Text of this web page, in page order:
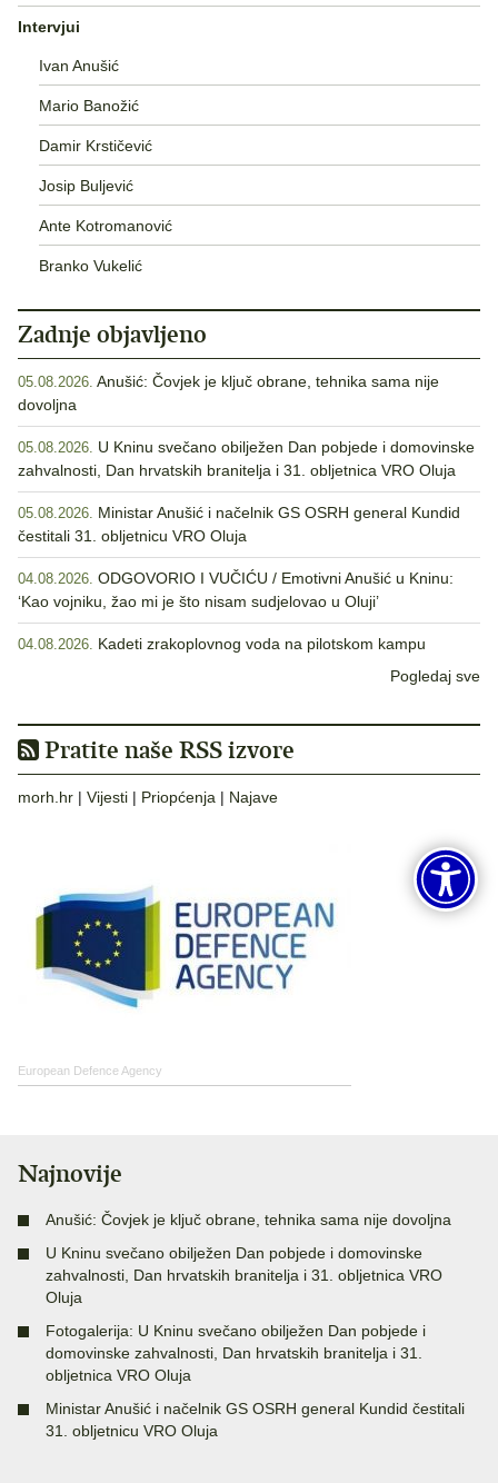
Intervjui
Ivan Anušić
Mario Banožić
Damir Krstičević
Josip Buljević
Ante Kotromanović
Branko Vukelić
Zadnje objavljeno
05.08.2026. Anušić: Čovjek je ključ obrane, tehnika sama nije
dovoljna
05.08.2026. U Kninu svečano obilježen Dan pobjede i domovinske
zahvalnosti, Dan hrvatskih branitelja i 31. obljetnica VRO Oluja
05.08.2026. Ministar Anušić i načelnik GS OSRH general Kundid
čestitali 31. obljetnicu VRO Oluja
04.08.2026. ODGOVORIO I VUČIĆU / Emotivni Anušić u Kninu:
‘Kao vojniku, žao mi je što nisam sudjelovao u Oluji’
04.08.2026. Kadeti zrakoplovnog voda na pilotskom kampu
Pogledaj sve
Pratite naše RSS izvore
morh.hr | Vijesti | Priopćenja | Najave
European Defence Agency
Najnovije
Anušić: Čovjek je ključ obrane, tehnika sama nije dovoljna
U Kninu svečano obilježen Dan pobjede i domovinske
zahvalnosti, Dan hrvatskih branitelja i 31. obljetnica VRO
Oluja
Fotogalerija: U Kninu svečano obilježen Dan pobjede i
domovinske zahvalnosti, Dan hrvatskih branitelja i 31.
obljetnica VRO Oluja
Ministar Anušić i načelnik GS OSRH general Kundid čestitali
31. obljetnicu VRO Oluja